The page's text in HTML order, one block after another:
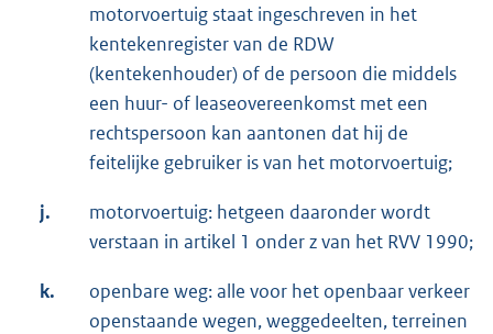
motorvoertuig staat ingeschreven in het
kentekenregister van de RDW
(kentekenhouder) of de persoon die middels
een huur- of leaseovereenkomst met een
rechtspersoon kan aantonen dat hij de
feitelijke gebruiker is van het motorvoertuig;
j.
motorvoertuig: hetgeen daaronder wordt
verstaan in artikel 1 onder z van het RVV 1990;
k.
openbare weg: alle voor het openbaar verkeer
openstaande wegen, weggedeelten, terreinen